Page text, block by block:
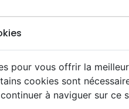
Bibles
Parole de Vie
Livres
Personne, santé
Prières, méditations
Noël, Musique de fête
Concerts, spectacles
Jeux
pour vous offrir la
cookies sont
à naviguer sur ce